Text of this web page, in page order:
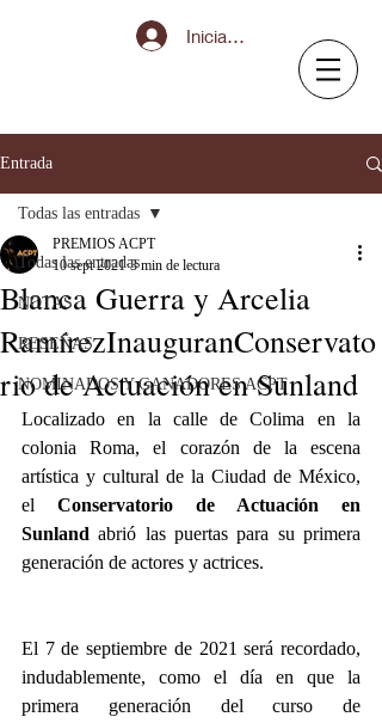
Iniciar sesión
Entrada
Todas las entradas
NOTAS
RESEÑAS
NOMINADOS Y GANADORES ACPT
Todas las entradas
Blanca Guerra y Arcelia
RamírezInauguranConservato
rio de Actuación en Sunland
PREMIOS ACPT
10 sept 2021 3 min de lectura
Localizado en la calle de Colima en la
colonia Roma, el corazón de la escena
artística y cultural de la Ciudad de México,
el Conservatorio de Actuación en
Sunland abrió las puertas para su primera
generación de actores y actrices.
El 7 de septiembre de 2021 será recordado,
indudablemente, como el día en que la
primera generación del curso de